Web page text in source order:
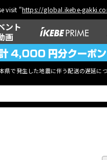
visit "https://global.ikebe-
ント
画
本県で発生した地震に伴う配送の遅延に